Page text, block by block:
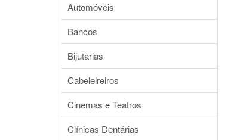
Automóveis
Bancos
Bijutarias
Cabeleireiros
Cinemas e Teatros
Clínicas Dentárias